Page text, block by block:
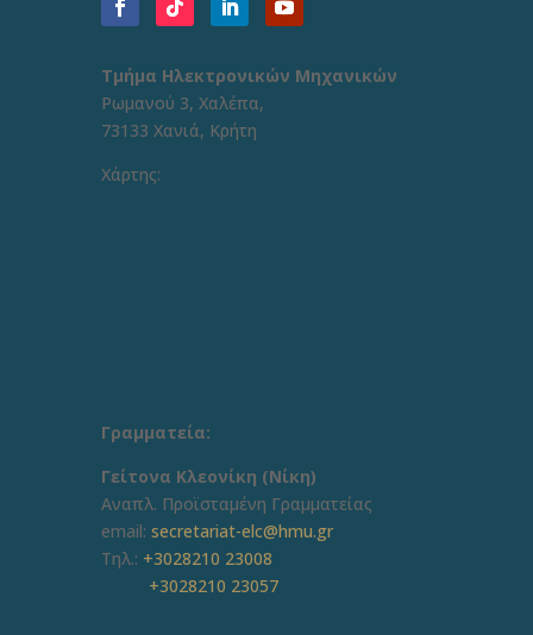
Τμήμα Ηλεκτρονικών Μηχανικών
Ρωμανού 3, Χαλέπα,
73133 Χανιά, Κρήτη
Χάρτης:
Γραμματεία:
Γείτονα Κλεονίκη (Νίκη)
Aναπλ. Προϊσταμένη Γραμματείας
email: secretariat-elc@hmu.gr
Τηλ.: +3028210 23008
+3028210 23057